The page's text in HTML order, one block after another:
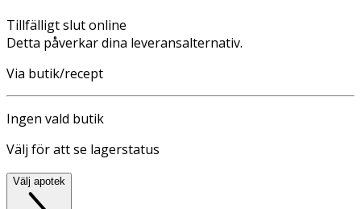
Tillfälligt slut online
Detta påverkar dina leveransalternativ.
Via butik/recept
Ingen vald butik
Välj för att se lagerstatus
Välj apotek